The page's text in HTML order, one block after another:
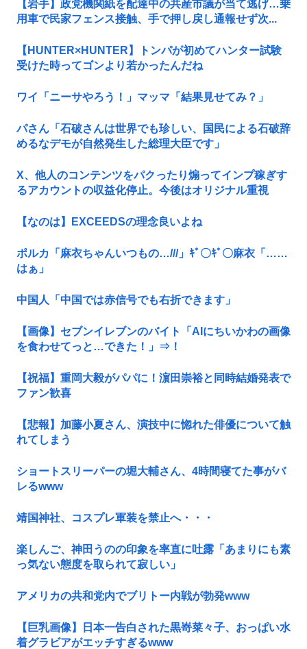
【岩手】政党機関紙を配達中の共産市議が当て逃げ…乗
用車で民家フェンス接触、手で押し戻し通報せず次...
【HUNTER×HUNTER】トンパが初めてハンター試験
受けた時ってゴンより若かったんだね
ワイ「ニーサやろう！」マッマ「結果見せてみ？」
パさん「石破さんは世界でも珍しい、国民による石破辞
めるなデモが自然発生した総理大臣です」
X、他人のコンテンツをパクったり煽ってインプ稼ぎす
るアカウントの収益化停止。今後はオリジナル重視
【なのは】EXCEEDSの理念良いよね
ポルカ「麻衣ちゃんいつもの…///」ｷﾞ〇ｷﾞ〇麻衣「……
はぁ」
中国人「中国では赤信号でも右折できます」
【画像】セブンイレブンのバイト「AIにちいかわの画像
を食わせてっと…できた！」⇒！
【祝福】重岡大毅がパパに！濵田崇裕と同時結婚発表で
ファン歓喜
【悲報】加藤小夏さん、演技中に惚れた俳優について触
れてしまう
ショートスリーパーの堀大輔さん、4時間寝てた事がバ
レるwww
靖国神社、コスプレ軍装を禁止へ・・・
楽しんご、神田うのの印象を率直に吐露「あまりにも素
っ気ない態度を取られて寂しい」
アメリカの共和党内でブリトー内戦が勃発www
【巨乳画像】日本一告白された黒嵜菜々子、おっぱい水
着グラビアがエッチすぎるwww